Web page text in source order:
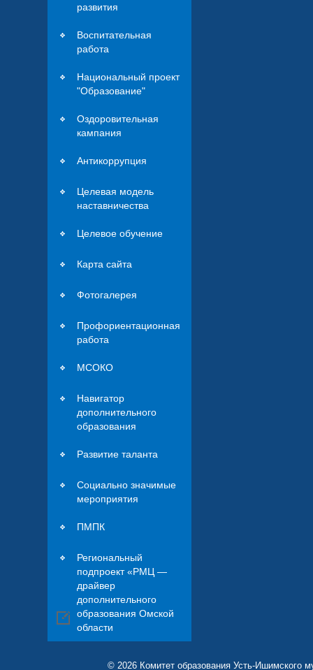
развития
Воспитательная
работа
Национальный проект
"Образование"
Оздоровительная
кампания
Антикоррупция
Целевая модель
наставничества
Целевое обучение
Карта сайта
Фотогалерея
Профориентационная
работа
МСОКО
Навигатор
дополнительного
образования
Развитие таланта
Социально значимые
мероприятия
ПМПК
Региональный
подпроект «РМЦ —
драйвер
дополнительного
образования Омской
области
© 2026 Комитет образования Усть-Ишимского